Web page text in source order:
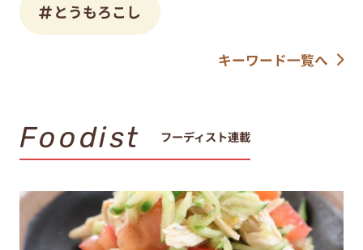
とうもろこし
キーワード一覧へ
Foodist フーディスト連載